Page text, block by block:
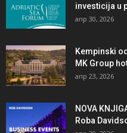
investicija u
апр 30, 2026
Kempinski
MK Group
апр 23, 2026
NOVA
Roba